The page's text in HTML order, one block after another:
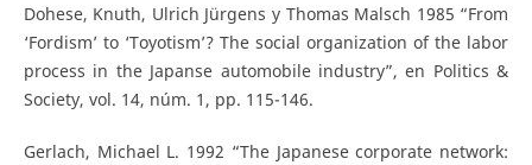
Dohese, Knuth, Ulrich Jürgens y Thomas Malsch 1985 “From
‘Fordism’ to ‘Toyotism’? The social organization of the labor
process in the Japanse automobile industry”, en Politics &
Society, vol. 14, núm. 1, pp. 115-146.
Gerlach, Michael L. 1992 “The Japanese corporate network: